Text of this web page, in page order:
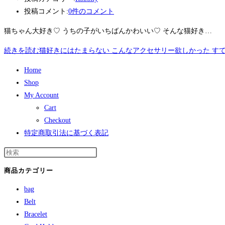
投稿コメント:0件のコメント
猫ちゃん大好き♡ うちの子がいちばんかわいい♡ そんな猫好き…
続きを読む猫好きにはたまらない こんなアクセサリー欲しかった す
Home
Shop
My Account
Cart
Checkout
特定商取引法に基づく表記
商品カテゴリー
bag
Belt
Bracelet